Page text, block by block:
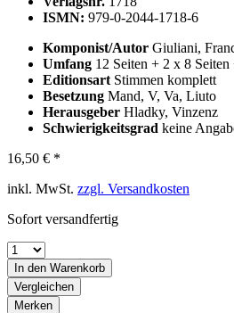
ISMN: 979-0-2044-1718-6
Komponist/Autor Giuliani,
Umfang 12 Seiten + 2 x 8
Editionsart Stimmen komplett
Besetzung Mand, V, Va, Liuto
Herausgeber Hladky, Vinzenz
Schwierigkeitsgrad keine
16,50 € *
inkl. MwSt. zzgl. Versandkosten
Sofort versandfertig
In den Warenkorb
Vergleichen
Merken